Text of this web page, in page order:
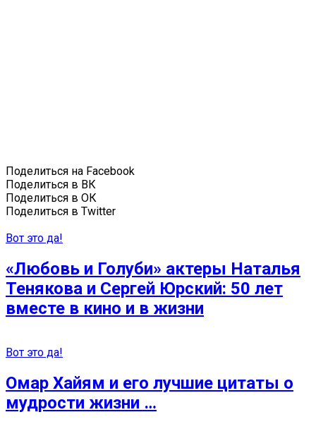
Поделиться на Facebook
Поделиться в ВК
Поделиться в ОК
Поделиться в Twitter
Вот это да!
«Любовь и Голуби» актеры Наталья
Тенякова и Сергей Юрский: 50 лет
вместе в кино и в жизни
Вот это да!
Омар Хайям и его лучшие цитаты о
мудрости жизни …